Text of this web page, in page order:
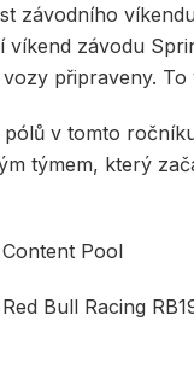
závodního
víkend závodu
připraveny.
pólů v tomto
týmem, který
Pool
Bull Racing